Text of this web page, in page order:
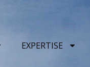
EXPERTISE